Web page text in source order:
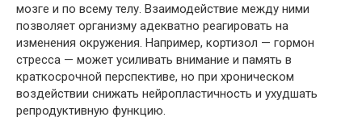
мозге и по всему телу. Взаимодействие между ними
позволяет организму адекватно реагировать на
изменения окружения. Например, кортизол — гормон
стресса — может усиливать внимание и память в
краткосрочной перспективе, но при хроническом
воздействии снижать нейропластичность и ухудшать
репродуктивную функцию.